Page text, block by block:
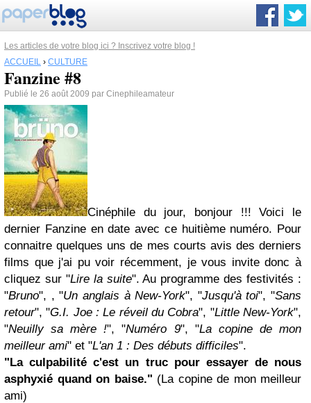
Les articles de votre blog ici ? Inscrivez votre blog !
ACCUEIL › CULTURE
Fanzine #8
Publié le 26 août 2009 par Cinephileamateur
Cinéphile du jour, bonjour !!! Voici le
dernier Fanzine en date avec ce huitième numéro. Pour
connaitre quelques uns de mes courts avis des derniers
films que j'ai pu voir récemment, je vous invite donc à
cliquez sur "Lire la suite". Au programme des festivités :
"Bruno", , "Un anglais à New-York", "Jusqu'à toi", "Sans
retour", "G.I. Joe : Le réveil du Cobra", "Little New-York",
"Neuilly sa mère !", "Numéro 9", "La copine de mon
meilleur ami" et "L'an 1 : Des débuts difficiles".
"La culpabilité c'est un truc pour essayer de nous
asphyxié quand on baise." (La copine de mon meilleur
ami)